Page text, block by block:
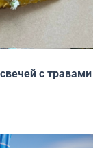
с травами